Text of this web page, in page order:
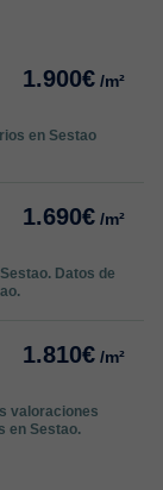
1.900€ /m²
en Sestao
1.690€ /m²
Datos de
1.810€ /m²
valoraciones
en Sestao.